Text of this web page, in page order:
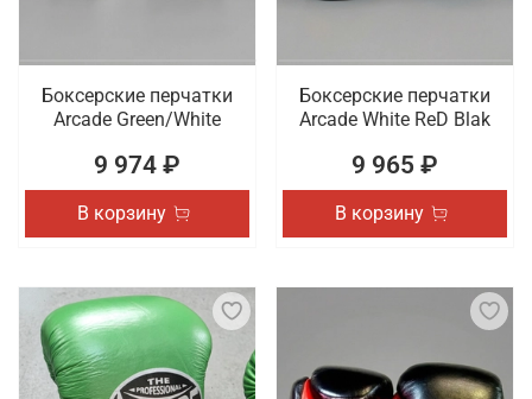
Боксерские перчатки
Arcade Green/White
9 974 ₽
В корзину
Боксерские перчатки
Arcade White ReD Blak
9 965 ₽
В корзину